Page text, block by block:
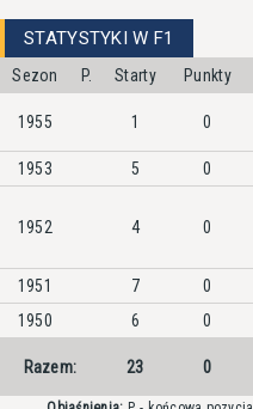
STATYSTYKI W F1
Sezon P. Starty Punkty
1955 1 0
1953
5 0
1952 4 0
1951
7 0
1950
6 0
Razem: 23 0